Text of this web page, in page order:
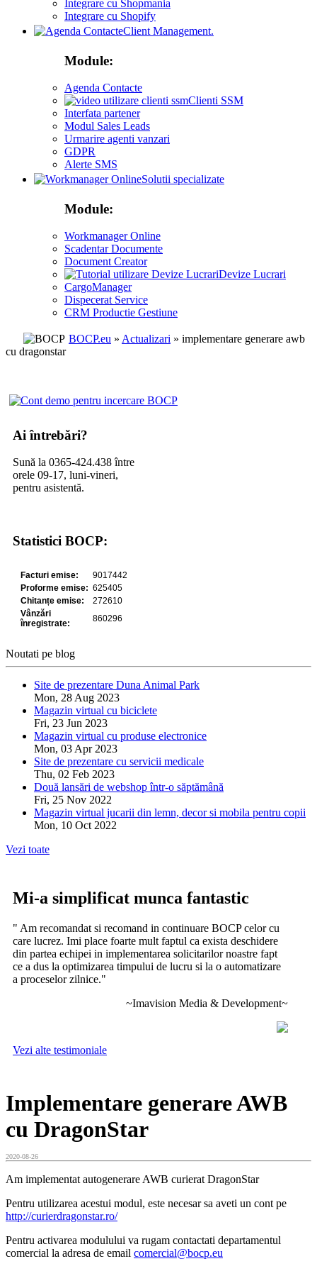
Integrare cu Shopmania
Integrare cu Shopify
Client Management.
Module:
Agenda Contacte
Clienti SSM
Interfata partener
Modul Sales Leads
Urmarire agenti vanzari
GDPR
Alerte SMS
Solutii specializate
Module:
Workmanager Online
Scadentar Documente
Document Creator
Devize Lucrari
CargoManager
Dispecerat Service
CRM Productie Gestiune
BOCP.eu » Actualizari » implementare generare awb
cu dragonstar
Ai întrebări?
Sună la 0365-424.438 între
orele 09-17, luni-vineri,
pentru asistentă.
Statistici BOCP:
Noutati pe blog
Site de prezentare Duna Animal Park
Mon, 28 Aug 2023
Magazin virtual cu biciclete
Fri, 23 Jun 2023
Magazin virtual cu produse electronice
Mon, 03 Apr 2023
Site de prezentare cu servicii medicale
Thu, 02 Feb 2023
Două lansări de webshop într-o săptămână
Fri, 25 Nov 2022
Magazin virtual jucarii din lemn, decor si mobila pentru copii
Mon, 10 Oct 2022
Vezi toate
Mi-a simplificat munca fantastic
" Am recomandat si recomand in continuare BOCP celor cu
care lucrez. Imi place foarte mult faptul ca exista deschidere
din partea echipei in implementarea solicitarilor noastre fapt
ce a dus la optimizarea timpului de lucru si la o automatizare
a proceselor zilnice."
~Imavision Media & Development~
Vezi alte testimoniale
Implementare generare AWB
cu DragonStar
2020-08-26
Am implementat autogenerare AWB curierat DragonStar
Pentru utilizarea acestui modul, este necesar sa aveti un cont pe
http://curierdragonstar.ro/
Pentru activarea modulului va rugam contactati departamentul
comercial la adresa de email comercial@bocp.eu